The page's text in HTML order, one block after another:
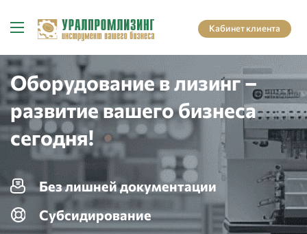
Кабинет клиента
Оборудование в лизинг –
развитие вашего бизнеса
сегодня!
Без лишней документации
Субсидирование